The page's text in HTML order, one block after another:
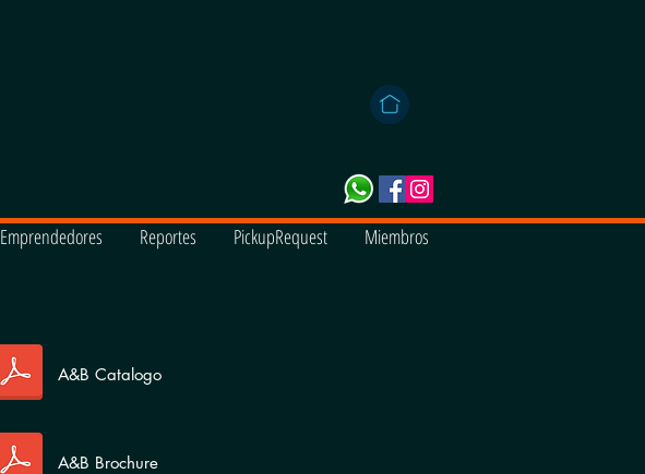
A&B Catalogo
A&B Brochure
Emprendedores Reportes PickupRequest Miembros